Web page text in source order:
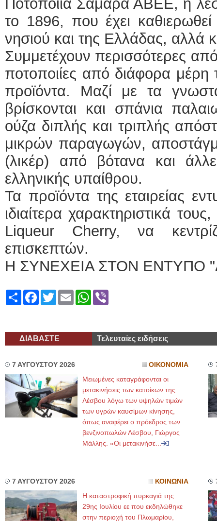
Ποτοποιία Σαμαρά ΑΒΕΕ, η
το 1896, που έχει
νησιού και της Ελλάδας, αλλά
Συμμετέχουν περισσότερες
ποτοποιίες από διάφορα
προϊόντα. Μαζί με τα
βρίσκονται και σπάνια
ούζα διπλής και τριπλής
μικρών παραγωγών,
(λικέρ) από βότανα και
ελληνικής υπαίθρου.
Τα προϊόντα της εταιρείας
ιδιαίτερα χαρακτηριστικά
Liqueur Cherry, να
επισκεπτών.
Η ΣΥΝΕΧΕΙΑ ΣΤΟΝ ΕΝΤΥΠΟ
ShareFacebook
TwitterEmailWhatsApp
ΔΙΑΒΑΣΤΕ Τελευταίες ειδήσεις
7 ΑΥΓΟΥΣΤΟΥ 2026 ΟΙΚΟΝΟΜΙΑ
Μειωμένες καταγράφονται οι
μετακινήσεις των κατοίκων της
Λέσβου λόγω των υψηλών τιμών
των υγρών καυσίμων κίνησης,
όπως αναφέρει ο πρόεδρος των
βενζινοπωλών Λέσβου, Γιώργος
Μάλλης. «Οι μετακινήσε...
7 ΑΥΓΟΥΣΤΟΥ 2026 ΚΟΙΝΩΝΙΑ
Η καταστροφική πυρκαγιά της
29ης Ιουλίου εε που εκδηλώθηκε
στην περιοχή του Πλωμαρίου,